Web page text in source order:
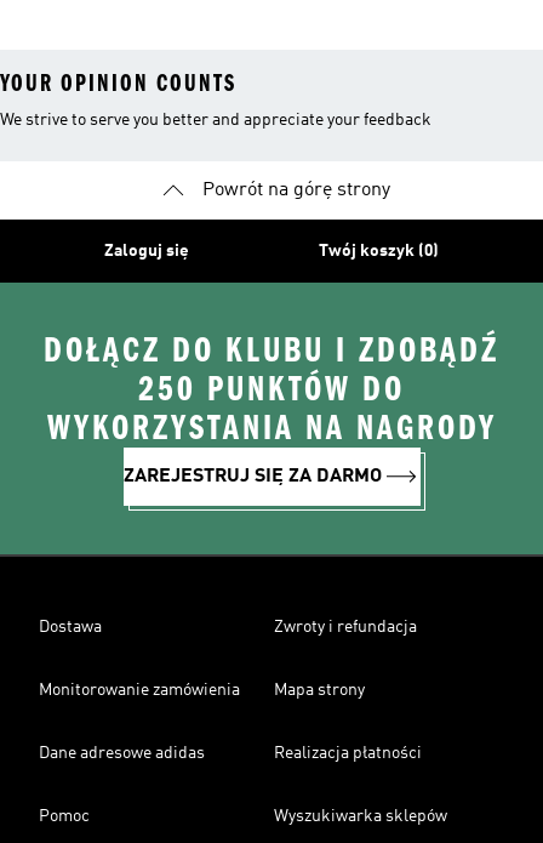
YOUR OPINION COUNTS
We strive to serve you better and appreciate your feedback
Powrót na górę strony
Zaloguj się Twój koszyk (0)
DOŁĄCZ DO KLUBU I ZDOBĄDŹ
250 PUNKTÓW DO
WYKORZYSTANIA NA NAGRODY
ZAREJESTRUJ SIĘ ZA DARMO
Dostawa Zwroty i refundacja
Monitorowanie zamówienia Mapa strony
Dane adresowe adidas Realizacja płatności
Pomoc Wyszukiwarka sklepów